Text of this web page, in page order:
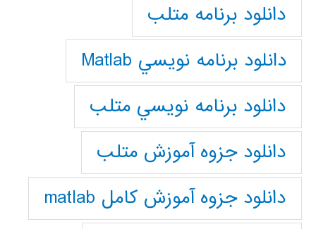
دانلود برنامه متلب
دانلود برنامه نويسي Matlab
دانلود برنامه نويسي متلب
دانلود جزوه آموزش متلب
دانلود جزوه آموزش کامل matlab